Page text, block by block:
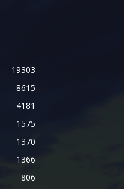
19303
8615
4181
1575
1370
1366
806